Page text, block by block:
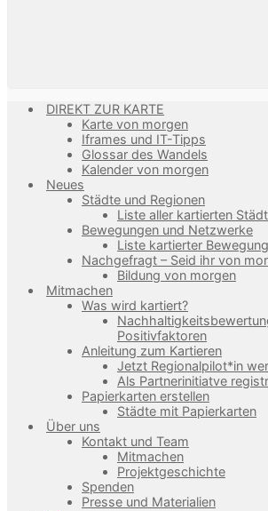
DIREKT ZUR KARTE
Karte von morgen
Iframes und IT-Tipps
Glossar des Wandels
Kalender von morgen
Neues
Städte und Regionen
Liste aller kartierten
Bewegungen und Netzwerke
Liste kartierter
Nachgefragt – Seid ihr von
Bildung von morgen
Mitmachen
Was wird kartiert?
Positivfaktoren
Anleitung zum Kartieren
Jetzt Regionalpilot*in
Als Partnerinitiatve
Papierkarten erstellen
Städte mit Papierkarten
Über uns
Kontakt und Team
Mitmachen
Projektgeschichte
Spenden
Presse und Materialien